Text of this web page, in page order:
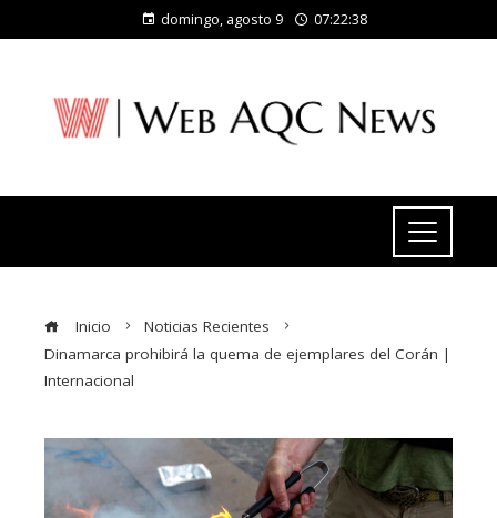
domingo, agosto 9 07:22:39
Inicio
Noticias Recientes
Dinamarca prohibirá la quema de ejemplares del Corán |
Internacional